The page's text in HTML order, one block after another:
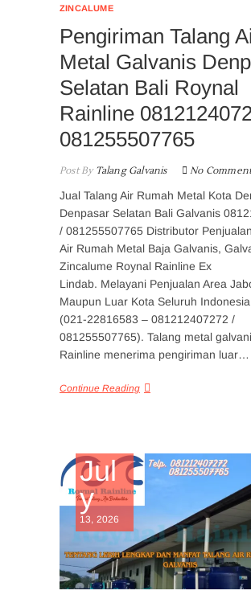
ZINCALUME
Pengiriman Talang
Metal Galvanis
Selatan Bali Roynal
Rainline
081255507765
Post ByTalang Galvanis No
Jual Talang Air Rumah Metal Kota
Denpasar Selatan Bali Galvanis
/ 081255507765 Distributor
Air Rumah Metal Baja Galvanis,
Zincalume Roynal Rainline Ex
Lindab. Melayani Penjualan Area
Maupun Luar Kota Seluruh
(021-22816583 – 081212407272 /
081255507765). Talang metal
Rainline menerima pengiriman luar…
Continue Reading
Jul
y
13, 2026